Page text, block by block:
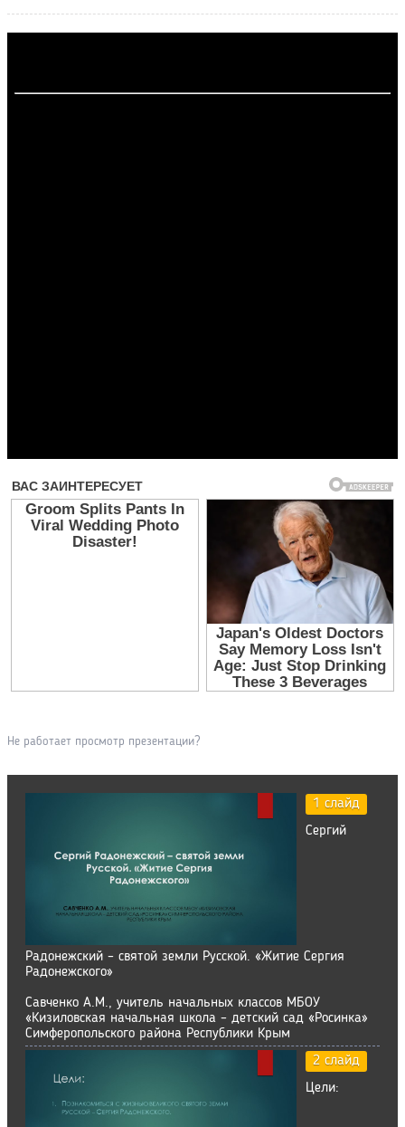
Не работает просмотр презентации?
1 слайд
Сергий
Радонежский – святой земли Русской. «Житие Сергия
Радонежского»
Савченко А.М., учитель начальных классов МБОУ
«Кизиловская начальная школа – детский сад «Росинка»
Симферопольского района Республики Крым
2 слайд
Цели: